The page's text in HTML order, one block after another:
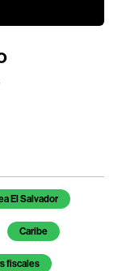
El Salvador
Caribe
fiscales